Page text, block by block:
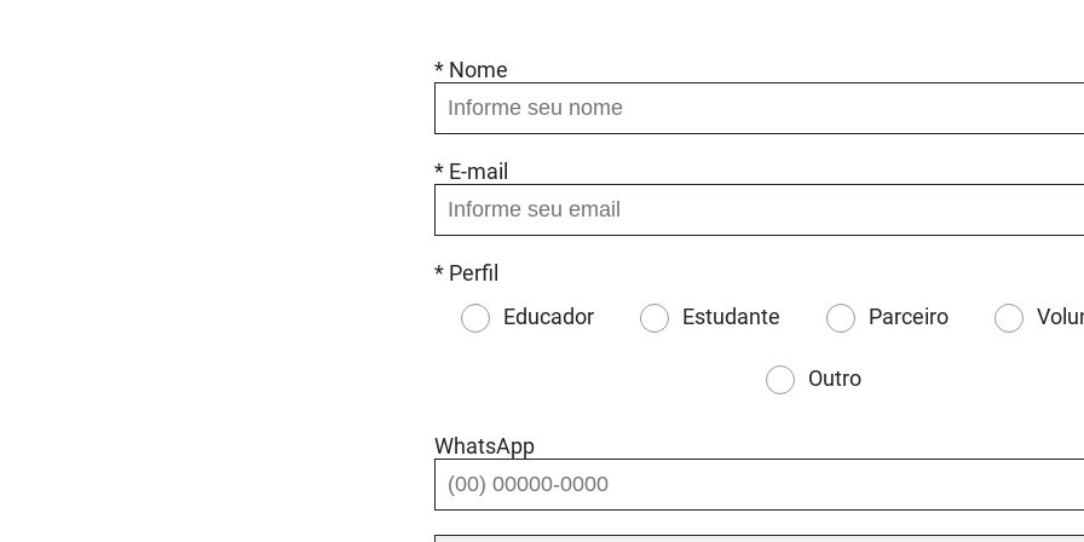
* Nome
* E-mail
* Perfil
Educador
Estudante Parceiro
Outro
WhatsApp